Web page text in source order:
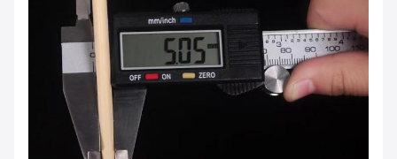
Di dalam
Packing
selongsong kertas terbuka, selongsong plastik
penuh dll.
Desain yang dipersonifikasikan dan LOGO bisa
diterapkan.sumpit bambu
Kemasan
Dikemas dengan karton ekspor standar dan tas
PE.